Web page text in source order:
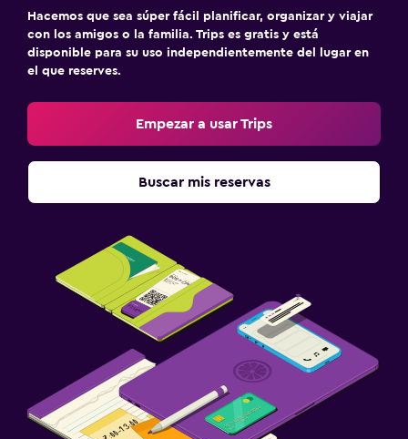
Aerobics
Tenis
Botiquín de primeros auxilios
Cuidado de niños o guardería
Hacemos que sea súper fácil planificar, organizar y viajar
con los amigos o la familia. Trips es gratis y está
disponible para su uso independientemente del lugar en
el que reserves.
Empezar a usar Trips
Buscar mis reservas